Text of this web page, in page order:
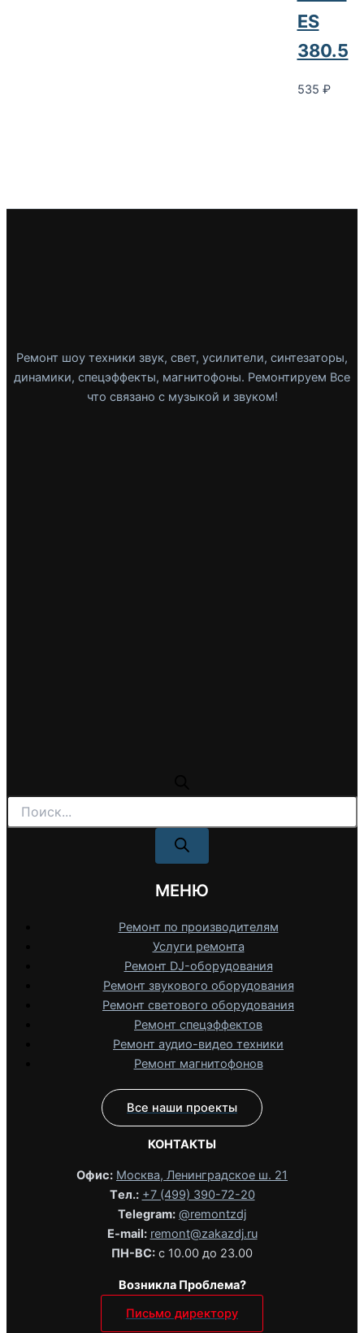
ES
380.5
535 ₽
Ремонт шоу техники звук, свет, усилители, синтезаторы,
динамики, спецэффекты, магнитофоны. Ремонтируем Все
что связано с музыкой и звуком!
Поиск
товаров
МЕНЮ
Ремонт по производителям
Услуги ремонта
Ремонт DJ-оборудования
Ремонт звукового оборудования
Ремонт светового оборудования
Ремонт спецэффектов
Ремонт аудио-видео техники
Ремонт магнитофонов
Все наши проекты
КОНТАКТЫ
Офис: Москва, Ленинградское ш. 21
Tел.: +7 (499) 390-72-20
Telegram: @remontzdj‬
E-mail: remont@zakazdj.ru
ПН-ВС: с 10.00 до 23.00
Возникла Проблема?
Письмо директору